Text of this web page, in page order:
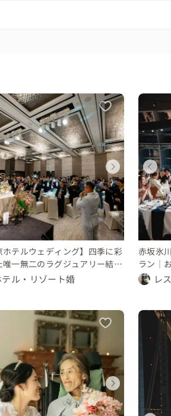
ウェディング
東京都
450 〜 500 万円
ウ
東
ウェディング
東京都
1000 〜 万円
ホテルウェディング】四季に彩
唯一無二のラグジュアリー結婚
テル・リゾート婚
ウェディング
東京都
250 〜 300 万円
赤坂氷
ラン｜
婚式 レ
ウェディングフォト
東京都
〜 10 万円
ウェディング
東京都
ウ
東
ウェディング
東京都
ウェディングフォト
東京都